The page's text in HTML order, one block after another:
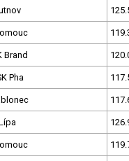
Brand
Pha